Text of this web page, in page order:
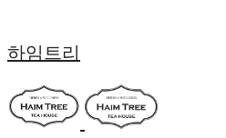
하임트리